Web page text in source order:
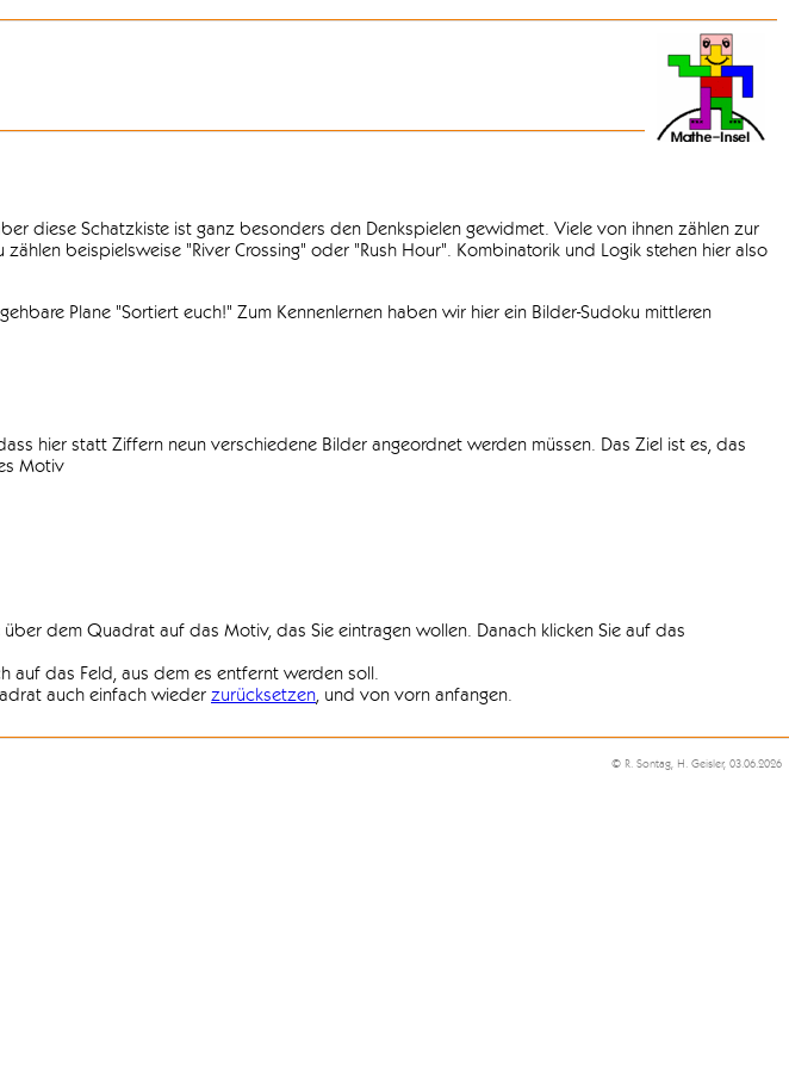
diese Schatzkiste ist ganz besonders den Denkspielen gewidmet. Viele von ihnen zählen zur
beispielsweise "River Crossing" oder "Rush Hour". Kombinatorik und Logik stehen hier also
Plane "Sortiert euch!" Zum Kennenlernen haben wir hier ein Bilder-Sudoku mittleren
hier statt Ziffern neun verschiedene Bilder angeordnet werden müssen. Das Ziel ist es, das
Motiv
dem Quadrat auf das Motiv, das Sie eintragen wollen. Danach klicken Sie auf das
auf das Feld, aus dem es entfernt werden soll.
auch einfach wieder zurücksetzen, und von vorn anfangen.
© R. Sontag, H. Geisler, 03.06.2026